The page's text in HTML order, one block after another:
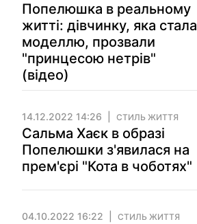
Попелюшка в реальному
житті: дівчинку, яка стала
моделлю, прозвали
"принцесою нетрів"
(відео)
14.12.2022 14:26 СТИЛЬ ЖИТТЯ
Сальма Хаєк в образі
Попелюшки з'явилася на
прем'єрі "Кота в чоботях"
04.10.2022 16:22 СТИЛЬ ЖИТТЯ